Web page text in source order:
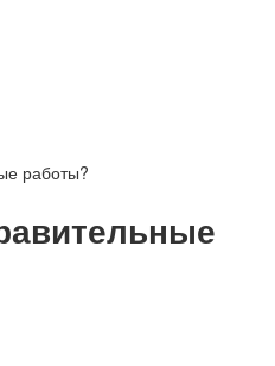
работы?